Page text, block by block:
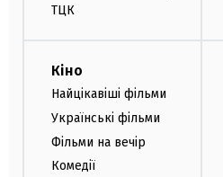
ТЦК
Кіно
Найцікавіші фільми
Українські фільми
Фільми на вечір
Комедії